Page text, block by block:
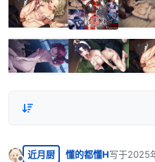
近月厨 懂的都懂H写于2025